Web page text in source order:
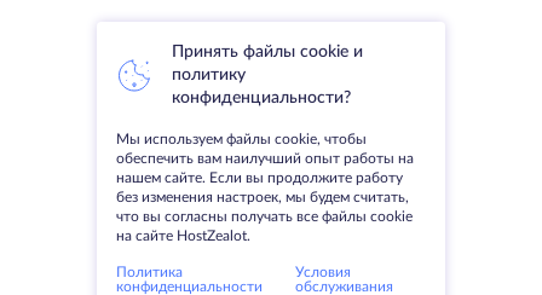
Принять файлы cookie и
политику
конфиденциальности?
Мы используем файлы cookie, чтобы
обеспечить вам наилучший опыт работы на
нашем сайте. Если вы продолжите работу
без изменения настроек, мы будем считать,
что вы согласны получать все файлы cookie
на сайте HostZealot.
Политика
конфиденциальности
Условия
обслуживания